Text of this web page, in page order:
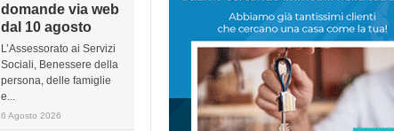
domande via web
dal 10 agosto
L’Assessorato ai Servizi
Sociali, Benessere della
persona, delle famiglie
e...
6 Agosto 2026